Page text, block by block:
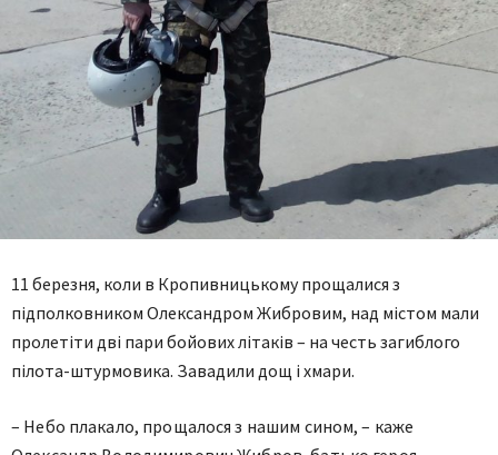
11 березня, коли в Кропивницькому прощалися з
підполковником Олександром Жибровим, над містом мали
пролетіти дві пари бойових літаків – на честь загиблого
пілота-штурмовика. Завадили дощ і хмари.
– Небо плакало, прощалося з нашим сином,– каже